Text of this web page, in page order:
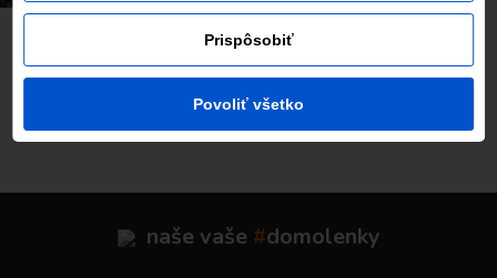
Najčítanejšie dnes
naše vaše #domolenky
Prispôsobiť
Povoliť všetko